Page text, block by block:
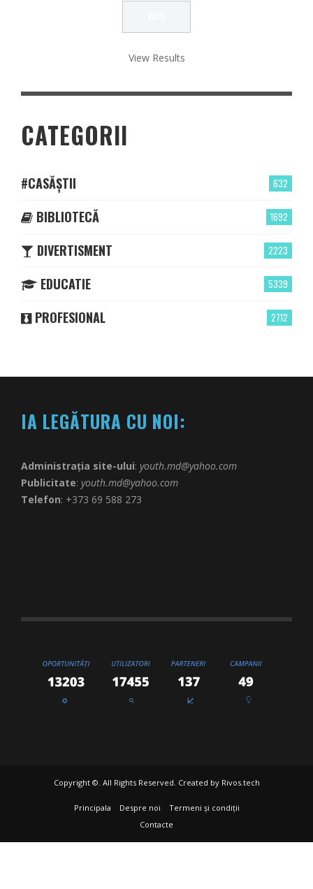
View Results
CATEGORII
632
#CASĂȘTII
1692
BIBLIOTECĂ
2223
DIVERTISMENT
5339
EDUCATIE
2712
PROFESIONAL
IA LEGĂTURA CU NOI:
Administrația site-ului: youth.md@yahoo.com
Publicitate: youth.md@yahoo.com
Telefon: +373 69 588 273
Copyright ©. All Rights Reserved. Created by Rivos.tech
Principala Despre noi
Termeni și condiții
Contacte